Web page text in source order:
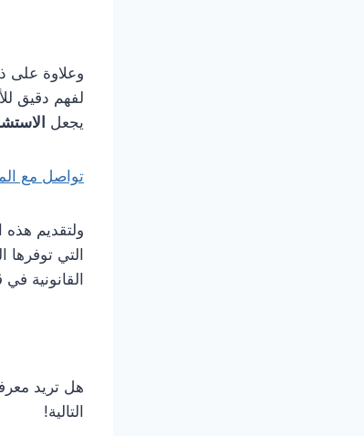
وعلاوة على
لفهم دقيق
يجعل
تواصل مع
ولتقديم هذه
التي
القانونية
هل تريد
التالية!